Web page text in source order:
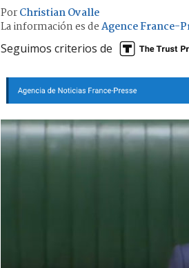
PorChristian Ovalle
La información es deAgence France-
Seguimos criterios de